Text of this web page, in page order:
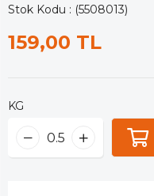
Stok Kodu (5508013)
159,00 TL
KG